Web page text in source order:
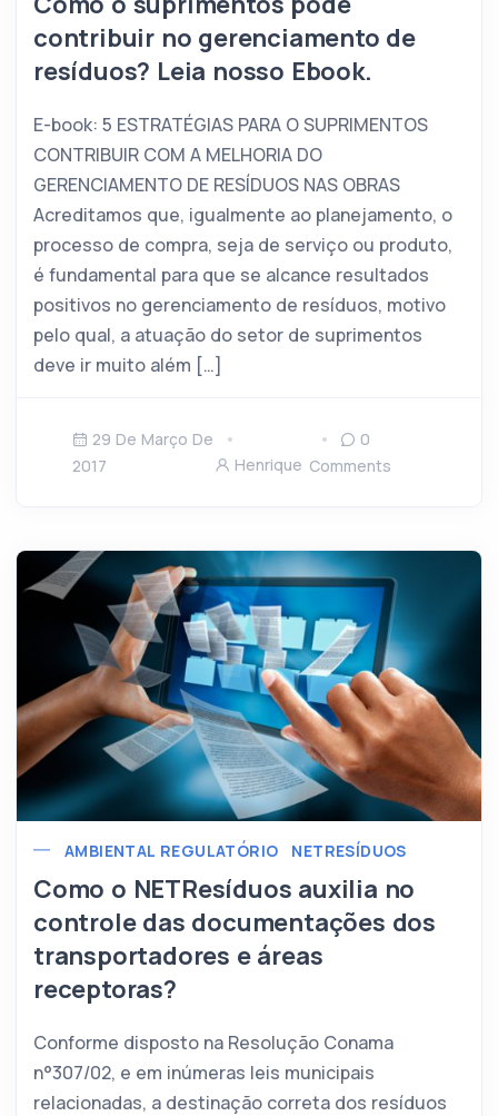
contribuir no gerenciamento de
resíduos? Leia nosso Ebook.
E-book: 5 ESTRATÉGIAS PARA O SUPRIMENTOS
CONTRIBUIR COM A MELHORIA DO
GERENCIAMENTO DE RESÍDUOS NAS OBRAS
Acreditamos que, igualmente ao planejamento, o
processo de compra, seja de serviço ou produto,
é fundamental para que se alcance resultados
positivos no gerenciamento de resíduos, motivo
pelo qual, a atuação do setor de suprimentos
deve ir muito além […]
29 De Março De
2017
Henrique
0
Comments
AMBIENTAL REGULATÓRIO NETRESÍDUOS
Como o NETResíduos auxilia no
controle das documentações dos
transportadores e áreas
receptoras?
Conforme disposto na Resolução Conama
n°307/02, e em inúmeras leis municipais
relacionadas, a destinação correta dos resíduos